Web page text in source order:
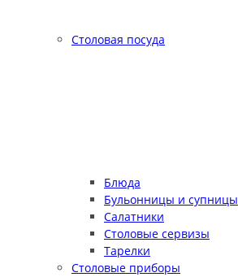
Столовая посуда
Блюда
Бульонницы и супницы
Салатники
Столовые сервизы
Тарелки
Столовые приборы